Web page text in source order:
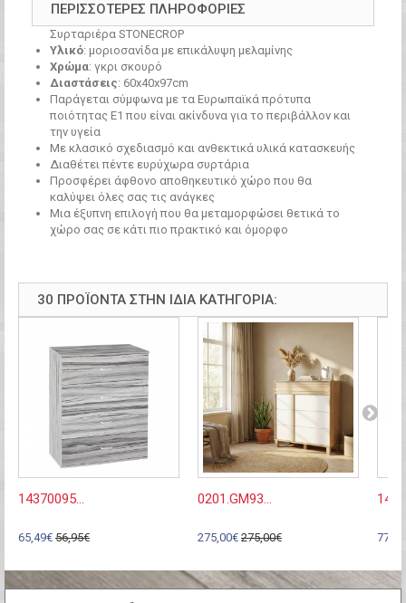
ΠΕΡΙΣΣΌΤΕΡΕΣ ΠΛΗΡΟΦΟΡΊΕΣ
Συρταριέρα STONECROP
Υλικό: μοριοσανίδα με επικάλυψη μελαμίνης
Χρώμα: γκρι σκουρό
Διαστάσεις: 60x40x97cm
Παράγεται σύμφωνα με τα Ευρωπαϊκά πρότυπα
ποιότητας Ε1 που είναι ακίνδυνα για το περιβάλλον και
την υγεία
Με κλασικό σχεδιασμό και ανθεκτικά υλικά κατασκευής
Διαθέτει πέντε ευρύχωρα συρτάρια
Προσφέρει άφθονο αποθηκευτικό χώρο που θα
καλύψει όλες σας τις ανάγκες
Μια έξυπνη επιλογή που θα μεταμορφώσει θετικά το
χώρο σας σε κάτι πιο πρακτικό και όμορφο
30 ΠΡΟΪΌΝΤΑ ΣΤΗΝ ΊΔΙΑ ΚΑΤΗΓΟΡΊΑ:
14370095...
65,49€ 56,95€
0201.GM93...
275,00€ 275,00€